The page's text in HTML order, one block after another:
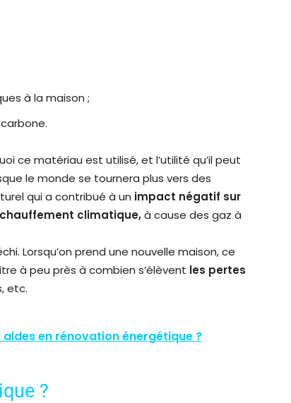
à la maison ;
ce matériau est utilisé, et l’utilité qu’il peut
le monde se tournera plus vers des
qui a contribué à un impact négatif sur
climatique,à cause des gaz à
Lorsqu’on prend une nouvelle maison, ce
à peu près à combien s’élèvent les pertes
etc.
en rénovation énergétique ?
?